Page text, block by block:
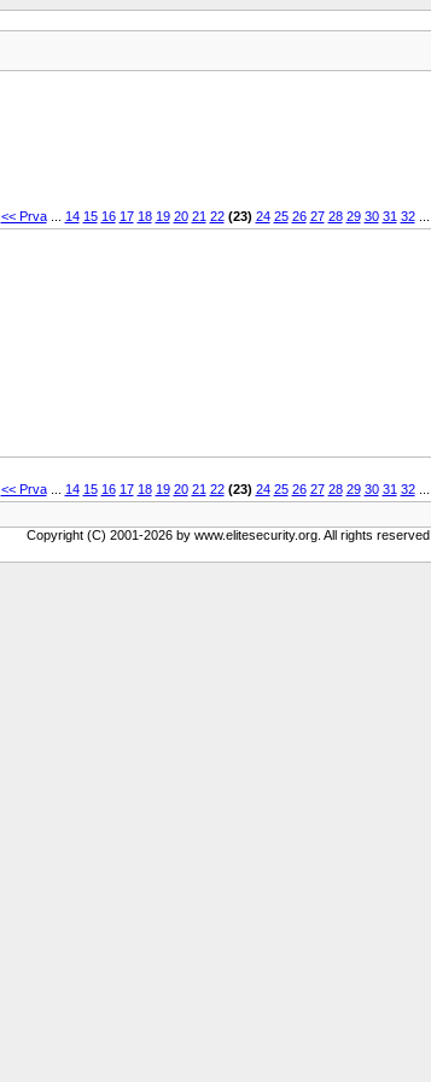
<< Prva... 14 15 16 17 18 19 20 21 22 (23) 24 25 26 27 28 29 30 31 32...
<< Prva... 14 15 16 17 18 19 20 21 22 (23) 24 25 26 27 28 29 30 31 32...
Copyright (C) 2001-2026 by www.elitesecurity.org. All rights reserved.